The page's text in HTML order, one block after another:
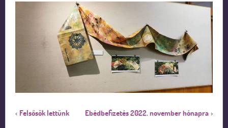
‹ Felsősök lettünk Ebédbefizetés 2022. november hónapra ›